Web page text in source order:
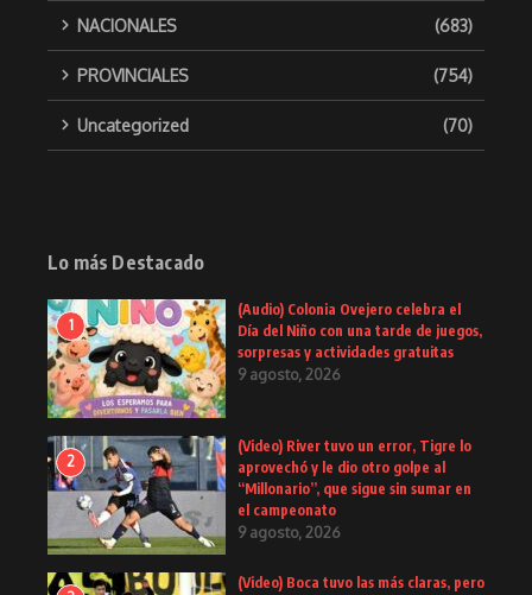
NACIONALES (683)
PROVINCIALES (754)
Uncategorized (70)
Lo más Destacado
1
(Audio) Colonia Ovejero celebra el
Día del Niño con una tarde de juegos,
sorpresas y actividades gratuitas
9 agosto, 2026
2
(Video) River tuvo un error, Tigre lo
aprovechó y le dio otro golpe al
“Millonario”, que sigue sin sumar en
el campeonato
9 agosto, 2026
(Video) Boca tuvo las más claras, pero